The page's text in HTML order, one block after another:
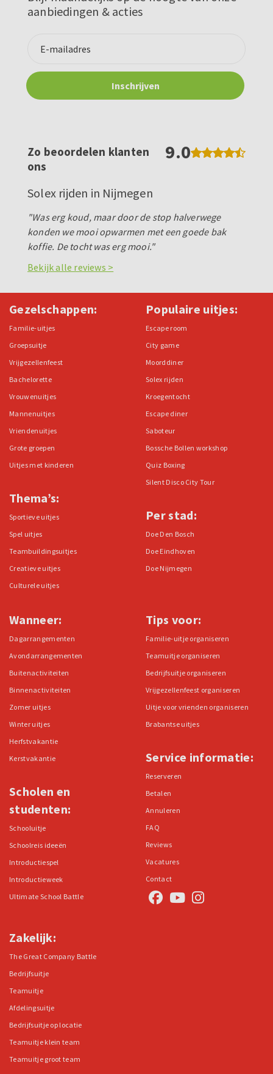
aanbiedingen & acties
Zo beoordelen klanten
ons
9.0
Solex rijden in Nijmegen
"Was erg koud, maar door de stop halverwege
konden we mooi opwarmen met een goede bak
koffie. De tocht was erg mooi."
Bekijk alle reviews >
Gezelschappen:
Familie-uitjes
Groepsuitje
Vrijgezellenfeest
Bachelorette
Vrouwenuitjes
Mannenuitjes
Vriendenuitjes
Grote groepen
Uitjes met kinderen
Thema’s:
Sportieve uitjes
Spel uitjes
Teambuildingsuitjes
Creatieve uitjes
Culturele uitjes
Populaire uitjes:
Escape room
City game
Moorddiner
Solex rijden
Kroegentocht
Escape diner
Saboteur
Bossche Bollen workshop
Quiz Boxing
Silent Disco City Tour
Per stad:
Doe Den Bosch
Doe Eindhoven
Doe Nijmegen
Wanneer:
Dagarrangementen
Avondarrangementen
Buitenactiviteiten
Binnenactiviteiten
Zomer uitjes
Winter uitjes
Herfstvakantie
Kerstvakantie
Scholen en
studenten:
Schooluitje
Schoolreis ideeën
Introductiespel
Introductieweek
Ultimate School Battle
Tips voor:
Familie-uitje organiseren
Teamuitje organiseren
Bedrijfsuitje organiseren
Vrijgezellenfeest organiseren
Uitje voor vrienden organiseren
Brabantse uitjes
Service informatie:
Reserveren
Betalen
Annuleren
FAQ
Reviews
Vacatures
Contact
Zakelijk:
The Great Company Battle
Bedrijfsuitje
Teamuitje
Afdelingsuitje
Bedrijfsuitje op locatie
Teamuitje klein team
Teamuitje groot team